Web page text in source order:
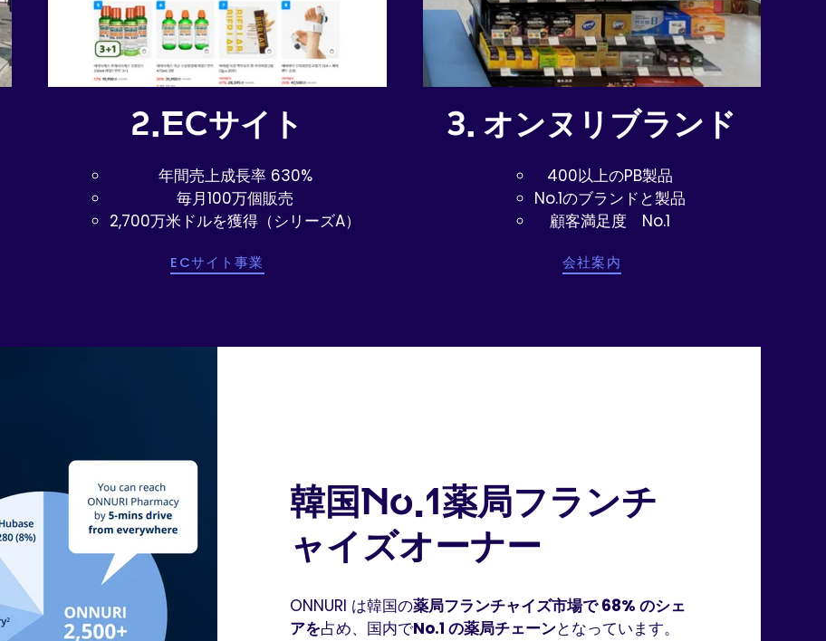
2.ECサイト
年間売上成長率 630%
毎月100万個販売
2,700万米ドルを獲得（シリーズA）
ECサイト事業
3. オンヌリブランド
400以上のPB製品
No.1のブランドと製品
顧客満足度 No.1
会社案内
韓国No.1薬局フランチ
ャイズオーナー
ONNURI は韓国の薬局フランチャイズ市場で 68% のシェ
アを占め、国内でNo.1 の薬局チェーンとなっています。